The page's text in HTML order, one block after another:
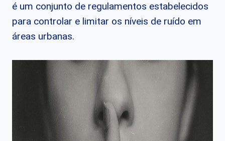
é um conjunto de regulamentos estabelecidos
para controlar e limitar os níveis de ruído em
áreas urbanas.